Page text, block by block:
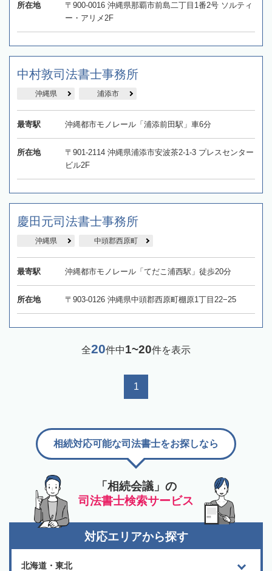
所在地
〒900-0016 沖縄県那覇市前島二丁目1番2号 ソルティ
ー・アリメ2F
中村敦司法書士事務所
沖縄県 浦添市
最寄駅 沖縄都市モノレール「浦添前田駅」車6分
所在地
〒901-2114 沖縄県浦添市安波茶2-1-3 プレスセンター
ビル2F
慶田元司法書士事務所
沖縄県 中頭郡西原町
最寄駅 沖縄都市モノレール「てだこ浦西駅」徒歩20分
所在地 〒903-0126 沖縄県中頭郡西原町棚原1丁目22−25
全20件中1~20件を表示
1
「相続会議」の
司法書士検索サービス
相続対応可能な司法書士をお探しなら
対応エリアから探す
北海道・東北